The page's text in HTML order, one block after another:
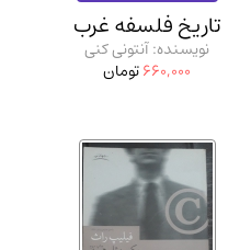
تاریخ فلسفه غرب
نویسنده: آنتونی کنی
660,000تومان